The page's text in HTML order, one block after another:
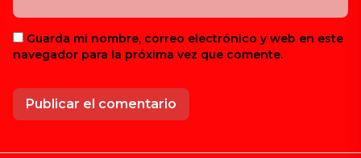
Guarda mi nombre, correo electrónico y web en este
navegador para la próxima vez que comente.